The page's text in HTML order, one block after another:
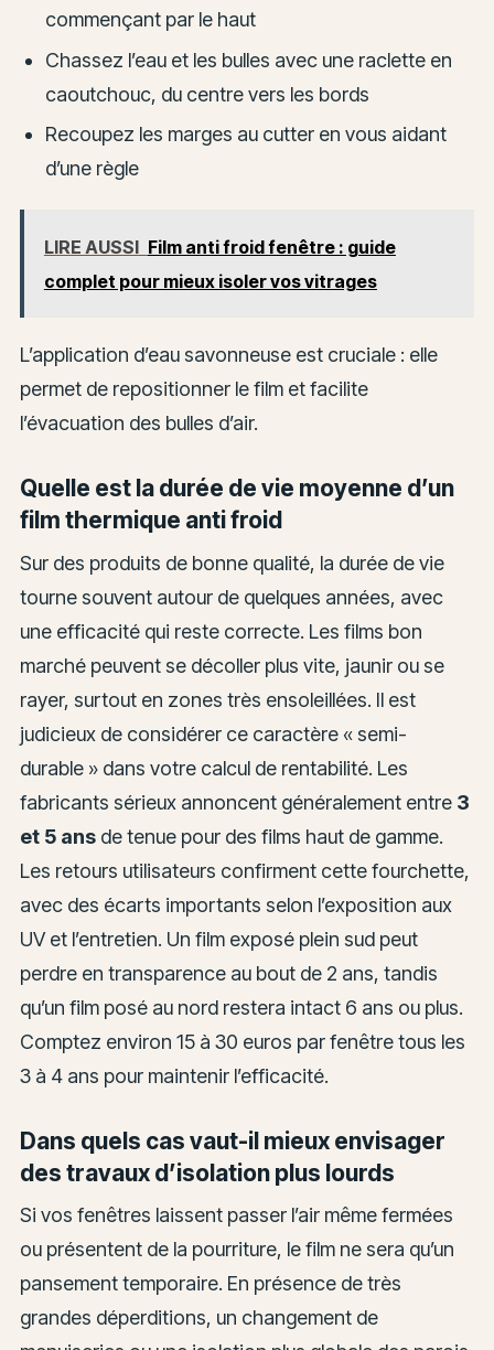
commençant par le haut
Chassez l’eau et les bulles avec une raclette en
caoutchouc, du centre vers les bords
Recoupez les marges au cutter en vous aidant
d’une règle
LIRE AUSSI Film anti froid fenêtre : guide
complet pour mieux isoler vos vitrages
L’application d’eau savonneuse est cruciale : elle
permet de repositionner le film et facilite
l’évacuation des bulles d’air.
Quelle est la durée de vie moyenne d’un
film thermique anti froid
Sur des produits de bonne qualité, la durée de vie
tourne souvent autour de quelques années, avec
une efficacité qui reste correcte. Les films bon
marché peuvent se décoller plus vite, jaunir ou se
rayer, surtout en zones très ensoleillées. Il est
judicieux de considérer ce caractère « semi-
durable » dans votre calcul de rentabilité. Les
fabricants sérieux annoncent généralement entre 3
et 5 ansde tenue pour des films haut de gamme.
Les retours utilisateurs confirment cette fourchette,
avec des écarts importants selon l’exposition aux
UV et l’entretien. Un film exposé plein sud peut
perdre en transparence au bout de 2 ans, tandis
qu’un film posé au nord restera intact 6 ans ou plus.
Comptez environ 15 à 30 euros par fenêtre tous les
3 à 4 ans pour maintenir l’efficacité.
Dans quels cas vaut-il mieux envisager
des travaux d’isolation plus lourds
Si vos fenêtres laissent passer l’air même fermées
ou présentent de la pourriture, le film ne sera qu’un
pansement temporaire. En présence de très
grandes déperditions, un changement de